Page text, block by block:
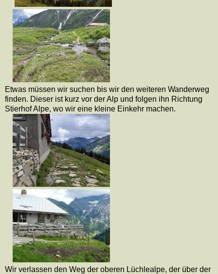
Etwas müssen wir suchen bis wir den weiteren Wanderweg
finden. Dieser ist kurz vor der Alp und folgen ihn Richtung
Stierhof Alpe, wo wir eine kleine Einkehr machen.
Wir verlassen den Weg der oberen Lüchlealpe, der über der